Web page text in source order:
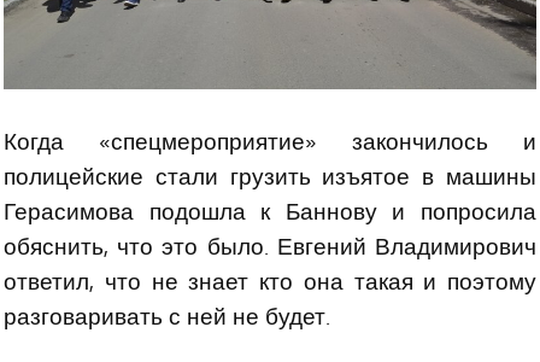
Когда «спецмероприятие» закончилось и
полицейские стали грузить изъятое в машины
Герасимова подошла к Баннову и попросила
обяснить, что это было. Евгений Владимирович
ответил, что не знает кто она такая и поэтому
разговаривать с ней не будет.